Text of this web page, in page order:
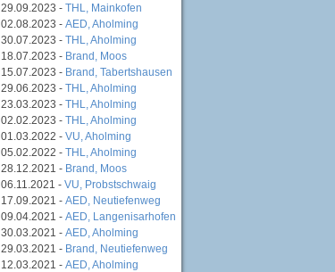
29.09.2023 - THL, Mainkofen
02.08.2023 - AED, Aholming
30.07.2023 - THL, Aholming
18.07.2023 - Brand, Moos
15.07.2023 - Brand, Tabertshausen
29.06.2023 - THL, Aholming
23.03.2023 - THL, Aholming
02.02.2023 - THL, Aholming
01.03.2022 - VU, Aholming
05.02.2022 - THL, Aholming
28.12.2021 - Brand, Moos
06.11.2021 - VU, Probstschwaig
17.09.2021 - AED, Neutiefenweg
09.04.2021 - AED, Langenisarhofen
30.03.2021 - AED, Aholming
29.03.2021 - Brand, Neutiefenweg
12.03.2021 - AED, Aholming